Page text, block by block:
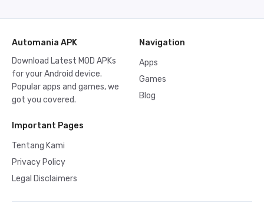
Automania APK
Download Latest MOD APKs
for your Android device.
Popular apps and games, we
got you covered.
Navigation
Apps
Games
Blog
Important Pages
Tentang Kami
Privacy Policy
Legal Disclaimers